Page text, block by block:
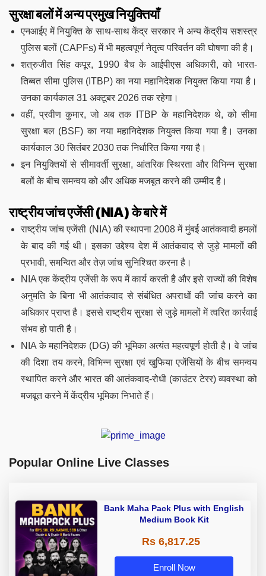
सुरक्षा बलों में अन्य प्रमुख नियुक्तियाँ
एनआईए में नियुक्ति के साथ-साथ केंद्र सरकार ने अन्य केंद्रीय सशस्त्र
पुलिस बलों (CAPFs) में भी महत्वपूर्ण नेतृत्व परिवर्तन की घोषणा की है।
शत्रुजीत सिंह कपूर, 1990 बैच के आईपीएस अधिकारी, को भारत-
तिब्बत सीमा पुलिस (ITBP) का नया महानिदेशक नियुक्त किया गया है।
उनका कार्यकाल 31 अक्टूबर 2026 तक रहेगा।
वहीं, प्रवीण कुमार, जो अब तक ITBP के महानिदेशक थे, को सीमा
सुरक्षा बल (BSF) का नया महानिदेशक नियुक्त किया गया है। उनका
कार्यकाल 30 सितंबर 2030 तक निर्धारित किया गया है।
इन नियुक्तियों से सीमावर्ती सुरक्षा, आंतरिक स्थिरता और विभिन्न सुरक्षा
बलों के बीच समन्वय को और अधिक मजबूत करने की उम्मीद है।
राष्ट्रीय जांच एजेंसी (NIA) के बारे में
राष्ट्रीय जांच एजेंसी (NIA) की स्थापना 2008 में मुंबई आतंकवादी हमलों
के बाद की गई थी। इसका उद्देश्य देश में आतंकवाद से जुड़े मामलों की
प्रभावी, समन्वित और तेज़ जांच सुनिश्चित करना है।
NIA एक केंद्रीय एजेंसी के रूप में कार्य करती है और इसे राज्यों की विशेष
अनुमति के बिना भी आतंकवाद से संबंधित अपराधों की जांच करने का
अधिकार प्राप्त है। इससे राष्ट्रीय सुरक्षा से जुड़े मामलों में त्वरित कार्रवाई
संभव हो पाती है।
NIA के महानिदेशक (DG) की भूमिका अत्यंत महत्वपूर्ण होती है। वे जांच
की दिशा तय करने, विभिन्न सुरक्षा एवं खुफिया एजेंसियों के बीच समन्वय
स्थापित करने और भारत की आतंकवाद-रोधी (काउंटर टेरर) व्यवस्था को
मजबूत करने में केंद्रीय भूमिका निभाते हैं।
Popular Online Live Classes
Bank Maha Pack Plus with English
Medium Book Kit
Rs 6,817.25
Enroll Now